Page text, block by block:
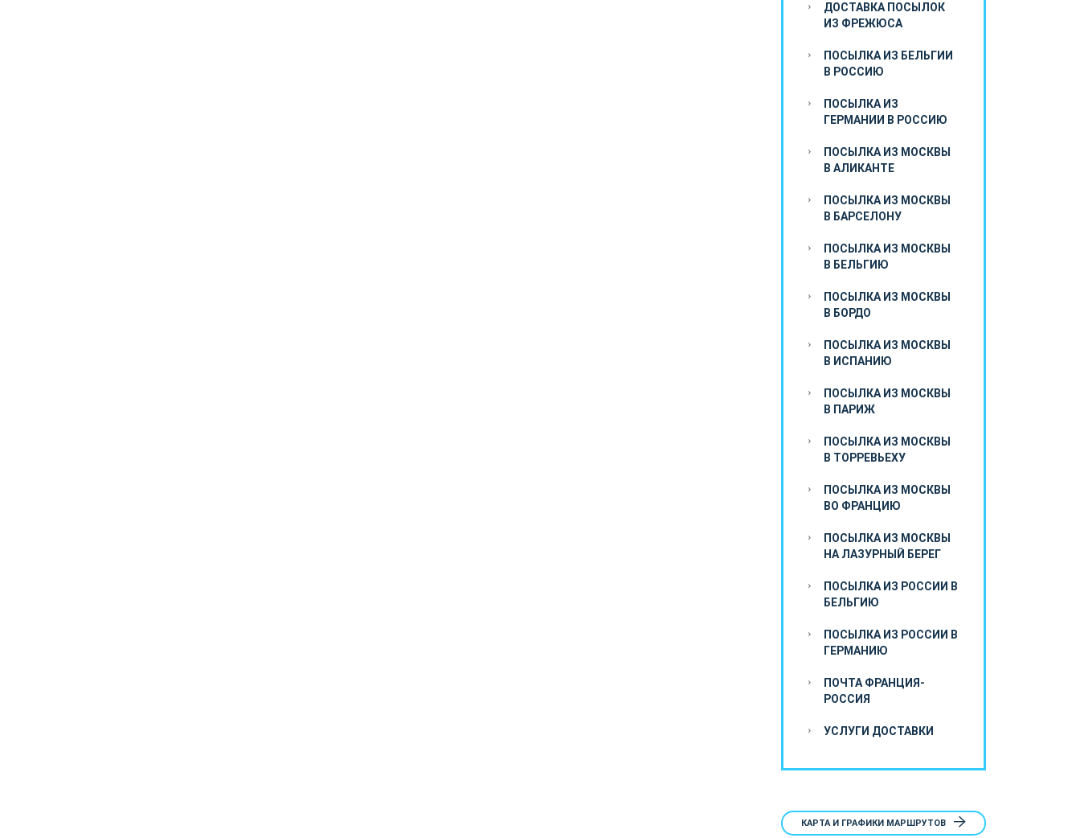
ДОСТАВКА ПОСЫЛОК
ИЗ ФРЕЖЮСА
ПОСЫЛКА ИЗ БЕЛЬГИИ
В РОССИЮ
ПОСЫЛКА ИЗ
ГЕРМАНИИ В РОССИЮ
ПОСЫЛКА ИЗ МОСКВЫ
В АЛИКАНТЕ
ПОСЫЛКА ИЗ МОСКВЫ
В БАРСЕЛОНУ
ПОСЫЛКА ИЗ МОСКВЫ
В БЕЛЬГИЮ
ПОСЫЛКА ИЗ МОСКВЫ
В БОРДО
ПОСЫЛКА ИЗ МОСКВЫ
В ИСПАНИЮ
ПОСЫЛКА ИЗ МОСКВЫ
В ПАРИЖ
ПОСЫЛКА ИЗ МОСКВЫ
В ТОРРЕВЬЕХУ
ПОСЫЛКА ИЗ МОСКВЫ
ВО ФРАНЦИЮ
ПОСЫЛКА ИЗ МОСКВЫ
НА ЛАЗУРНЫЙ БЕРЕГ
ПОСЫЛКА ИЗ РОССИИ В
БЕЛЬГИЮ
ПОСЫЛКА ИЗ РОССИИ В
ГЕРМАНИЮ
ПОЧТА ФРАНЦИЯ-
РОССИЯ
УСЛУГИ ДОСТАВКИ
КАРТА И ГРАФИКИ МАРШРУТОВ